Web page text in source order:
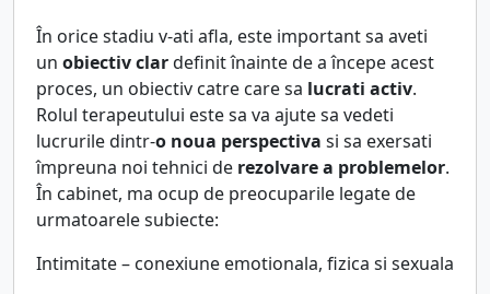
În orice stadiu v-ati afla, este important sa aveti
un obiectiv clardefinit înainte de a începe acest
proces, un obiectiv catre care sa lucrati activ.
Rolul terapeutului este sa va ajute sa vedeti
lucrurile dintr-o noua perspectiva si sa exersati
împreuna noi tehnici de rezolvare a problemelor.
În cabinet, ma ocup de preocuparile legate de
urmatoarele subiecte:
Intimitate – conexiune emotionala, fizica si sexuala